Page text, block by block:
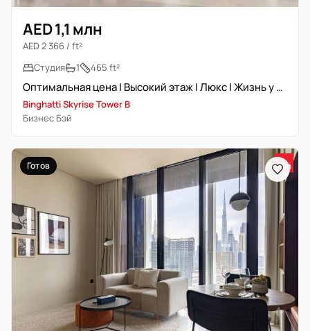
AED 1,1 млн
AED 2 366 / ft²
Студия
1 465 ft²
Оптимальная цена | Высокий этаж | Люкс | Жизнь у воды
Binghatti Skyrise Tower B
Бизнес Бэй
Готов